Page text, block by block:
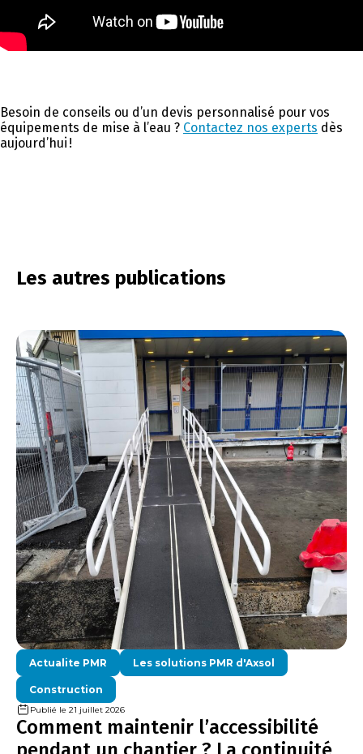
Besoin de conseils ou d’un devis personnalisé pour vos
équipements de mise à l’eau ? Contactez nos experts dès
aujourd’hui !
Les autres publications
Actualite PMR Les solutions PMR d'Axsol
Construction
Publié le 21 juillet 2026
Comment maintenir l’accessibilité